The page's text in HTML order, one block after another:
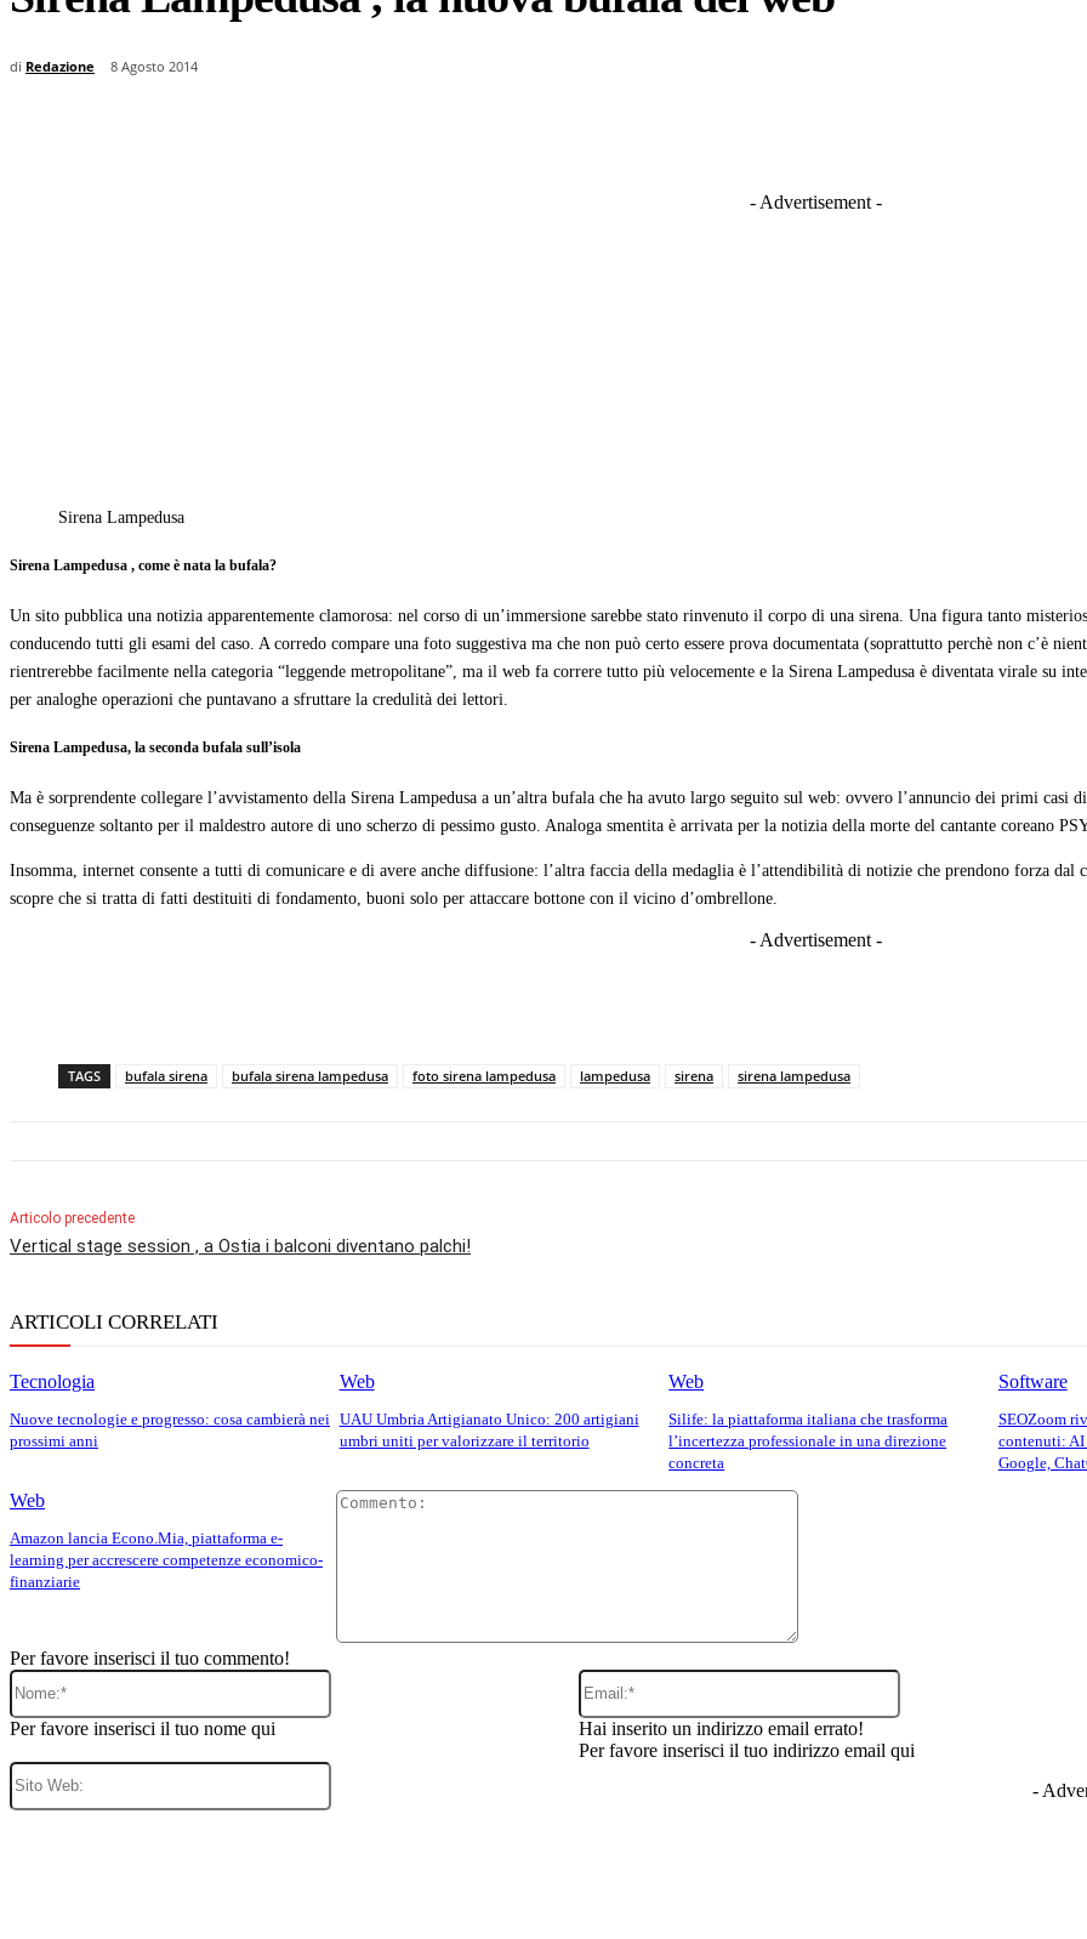
di Redazione 8 Agosto 2014
- Advertisement -
Sirena Lampedusa
Sirena Lampedusa , come è nata la bufala?
Un sito pubblica una notizia apparentemente clamorosa: nel corso di un’immersione sarebbe stato rinvenuto il corpo di una sirena. Una figura tanto
conducendo tutti gli esami del caso. A corredo compare una foto suggestiva ma che non può certo essere prova documentata (soprattutto perchè non c’è
rientrerebbe facilmente nella categoria “leggende metropolitane”, ma il web fa correre tutto più velocemente e la Sirena Lampedusa è diventata virale su
per analoghe operazioni che puntavano a sfruttare la credulità dei lettori.
Sirena Lampedusa, la seconda bufala sull’isola
Ma è sorprendente collegare l’avvistamento della Sirena Lampedusa a un’altra bufala che ha avuto largo seguito sul web: ovvero l’annuncio dei primi
conseguenze soltanto per il maldestro autore di uno scherzo di pessimo gusto. Analoga smentita è arrivata per la notizia della morte del cantante coreano
Insomma, internet consente a tutti di comunicare e di avere anche diffusione: l’altra faccia della medaglia è l’attendibilità di notizie che prendono forza
scopre che si tratta di fatti destituiti di fondamento, buoni solo per attaccare bottone con il vicino d’ombrellone.
- Advertisement -
TAGS bufala sirena bufala sirena lampedusa foto sirena lampedusa lampedusa sirena sirena lampedusa
Articolo precedente
Vertical stage session , a Ostia i balconi diventano palchi!
ARTICOLI CORRELATI
Tecnologia
Nuove tecnologie e progresso: cosa cambierà nei
prossimi anni
Web
UAU Umbria Artigianato Unico: 200 artigiani
umbri uniti per valorizzare il territorio
Web
Silife: la piattaforma italiana che trasforma
l’incertezza professionale in una direzione
concreta
Software
SEOZoom
contenuti: AI
Google,
Web
Amazon lancia Econo.Mia, piattaforma e-
learning per accrescere competenze economico-
finanziarie
Commento:
Per favore inserisci il tuo commento!
Nome:*
Per favore inserisci il tuo nome qui
Email:*
Hai inserito un indirizzo email errato!
Per favore inserisci il tuo indirizzo email qui
Sito
-